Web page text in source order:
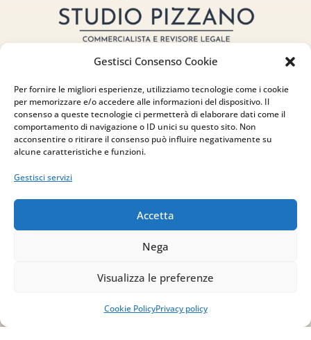
Gestisci Consenso Cookie
Per fornire le migliori esperienze, utilizziamo tecnologie come i cookie
per memorizzare e/o accedere alle informazioni del dispositivo. Il
consenso a queste tecnologie ci permetterà di elaborare dati come il
comportamento di navigazione o ID unici su questo sito. Non
acconsentire o ritirare il consenso può influire negativamente su
alcune caratteristiche e funzioni.
Gestisci servizi
Accetta
Nega
Visualizza le preferenze
Cookie PolicyPrivacy policy
Indirizzo
via Sant’Alessio, 5
83030 Venticano (AV)
IT02754810642